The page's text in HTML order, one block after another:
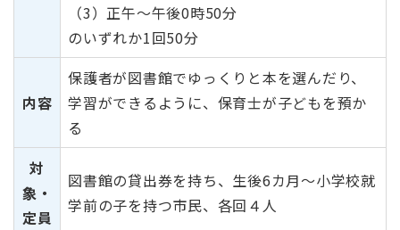
（3）正午～午後0時50分
のいずれか1回50分
内容
保護者が図書館でゆっくりと本を選んだり、
学習ができるように、保育士が子どもを預か
る
対
象・
定員
図書館の貸出券を持ち、生後6カ月～小学校就
学前の子を持つ市民、各回４人